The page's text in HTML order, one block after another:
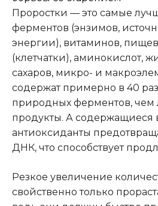
Проростки — это самые
ферментов (энзимов,
энергии), витаминов,
(клетчатки), аминокислот,
сахаров, микро- и
содержат примерно в 40
природных ферментов, чем
продукты. А содержащиеся
антиоксиданты
ДНК, что способствует
Резкое увеличение
свойственно только